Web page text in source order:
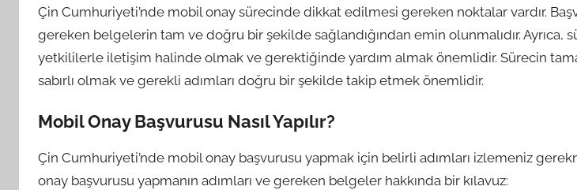
Çin Cumhuriyeti’nde mobil onay sürecinde dikkat edilmesi gereken noktalar vardır.
gereken belgelerin tam ve doğru bir şekilde sağlandığından emin olunmalıdır. Ayrıca,
yetkililerle iletişim halinde olmak ve gerektiğinde yardım almak önemlidir. Sürecin
sabırlı olmak ve gerekli adımları doğru bir şekilde takip etmek önemlidir.
Mobil Onay Başvurusu Nasıl Yapılır?
Çin Cumhuriyeti’nde mobil onay başvurusu yapmak için belirli adımları izlemeniz
onay başvurusu yapmanın adımları ve gereken belgeler hakkında bir kılavuz: